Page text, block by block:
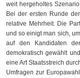
weit hergeholtes
Bei der ersten Runde
relative Mehrheit. Die
und so einigt man sich,
auf den Kandidaten
demokratisch gewählt
eine Art Staatsstreich
Umfragen zur